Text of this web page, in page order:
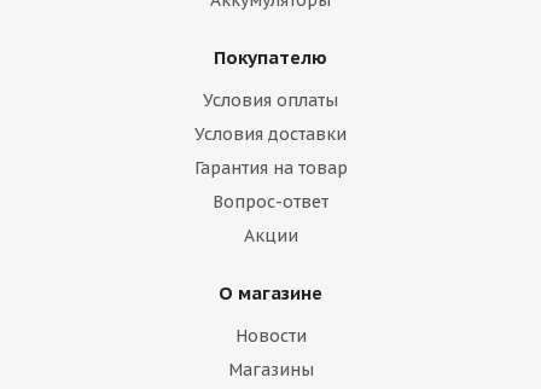
Покупателю
Условия оплаты
Условия доставки
Гарантия на товар
Вопрос-ответ
Акции
О магазине
Новости
Магазины